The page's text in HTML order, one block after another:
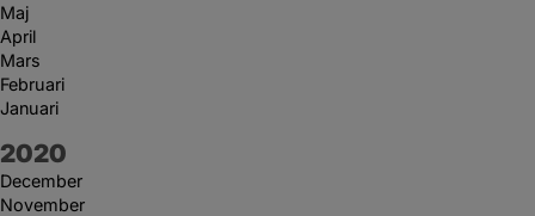
Maj
April
Mars
Februari
Januari
År:
2020
December
November